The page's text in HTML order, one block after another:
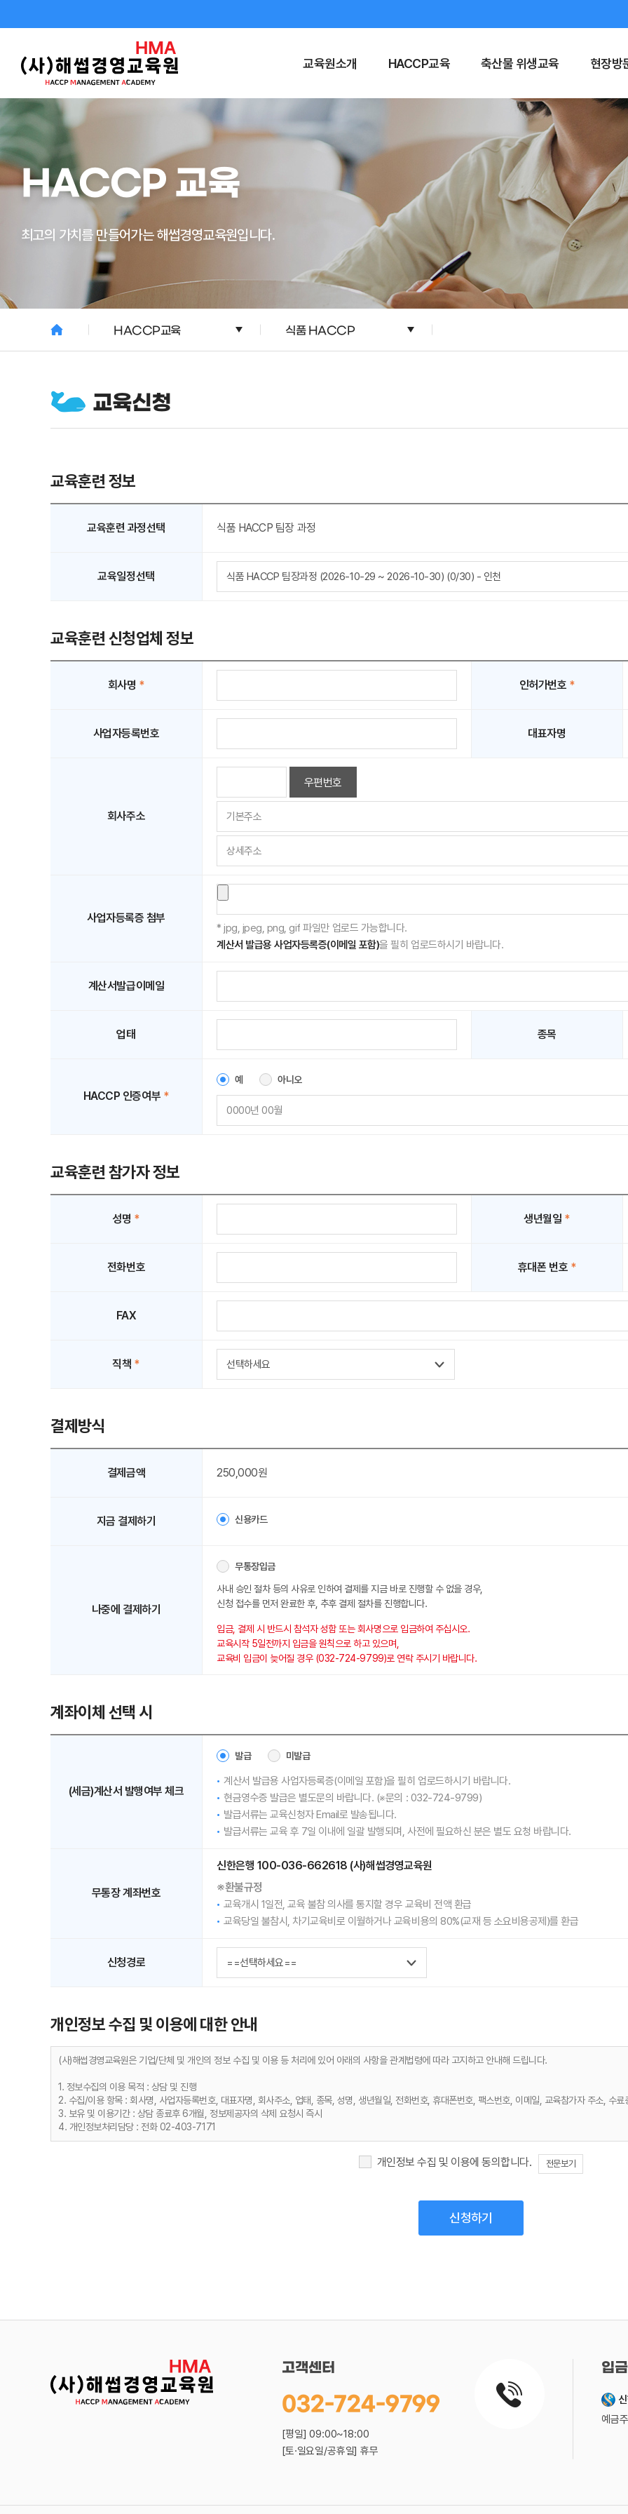
교육원소개 HACCP교육 축산물 위생교육 현장방
HACCP 교육
최고의 가치를 만들어가는 해썹경영교육원입니다.
HACCP교육 식품 HACCP
교육신청
교육훈련 정보
교육훈련 과정선택 식품 HACCP 팀장 과정
교육일정선택
교육훈련 신청업체 정보
회사명 * 인허가번호 *
사업자등록번호 대표자명
회사주소
우편번호
사업자등록증 첨부
* jpg, jpeg, png, gif 파일만 업로드 가능합니다.
계산서 발급용 사업자등록증(이메일 포함)을 필히 업로드하시기 바랍니다.
계산서발급이메일
업태 종목
HACCP 인증여부 *
예 아니오
교육훈련 참가자 정보
성명 * 생년월일 *
전화번호 휴대폰 번호 *
FAX
직책 *
결제방식
결제금액 250,000원
지금 결제하기 신용카드
나중에 결제하기
무통장입금
사내 승인 절차 등의 사유로 인하여 결제를 지금 바로 진행할 수 없을 경우,
신청 접수를 먼저 완료한 후, 추후 결제 절차를 진행합니다.
입금, 결제 시 반드시 참석자 성함 또는 회사명으로 입금하여 주십시오.
교육시작 5일전까지 입금을 원칙으로 하고 있으며,
교육비 입금이 늦어질 경우 (032-724-9799)로 연락 주시기 바랍니다.
계좌이체 선택 시
(세금)계산서 발행여부 체크
발급 미발급
계산서 발급용 사업자등록증(이메일 포함)을 필히 업로드하시기 바랍니다.
현금영수증 발급은 별도문의 바랍니다. (※문의 : 032-724-9799)
발급서류는 교육신청자 Email로 발송됩니다.
발급서류는 교육 후 7일 이내에 일괄 발행되며, 사전에 필요하신 분은 별도 요청 바랍니다.
무통장 계좌번호
신한은행 100-036-662618 (사)해썹경영교육원
※환불규정
교육개시 1일전, 교육 불참 의사를 통지할 경우 교육비 전액 환급
교육당일 불참시, 차기교육비로 이월하거나 교육비용의 80%(교재 등 소요비용공제)를 환급
신청경로
개인정보 수집 및 이용에 대한 안내
(사)해썹경영교육원은 기업/단체 및 개인의 정보 수집 및 이용 등 처리에 있어 아래의 사항을 관계법령에 따라 고지하고 안내해 드립니다.
1. 정보수집의 이용 목적 : 상담 및 진행
2. 수집/이용 항목 : 회사명, 사업자등록번호, 대표자명, 회사주소, 업태, 종목, 성명, 생년월일, 전화번호, 휴대폰번호, 팩스번호, 이메일, 교육참가자 주소, 수료
3. 보유 및 이용기간 : 상담 종료후 6개월, 정보제공자의 삭제 요청시 즉시
4. 개인정보처리담당 : 전화 02-403-7171
개인정보 수집 및 이용에 동의합니다. 전문보기
고객센터
032-724-9799
[평일] 09:00~18:00
[토·일요일/공휴일] 휴무
입
예금